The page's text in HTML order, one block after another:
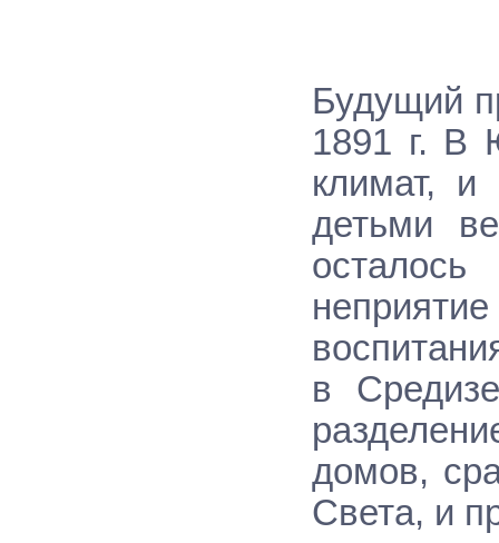
Будущий
1891 г. В
климат,
детьми
в
домов,
Света, и